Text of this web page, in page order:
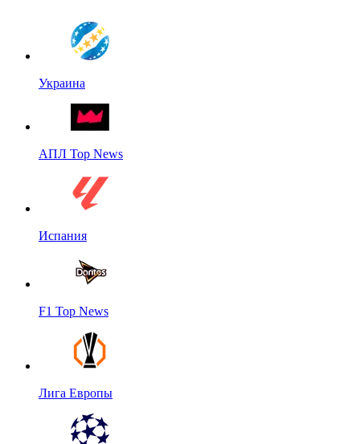
Украина
АПЛ Top News
Испания
F1 Top News
Лига Европы